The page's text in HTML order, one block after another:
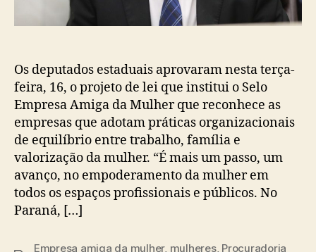
Os deputados estaduais aprovaram nesta terça-
feira, 16, o projeto de lei que institui o Selo
Empresa Amiga da Mulher que reconhece as
empresas que adotam práticas organizacionais
de equilíbrio entre trabalho, família e
valorização da mulher. “É mais um passo, um
avanço, no empoderamento da mulher em
todos os espaços profissionais e públicos. No
Paraná, […]
Empresa amiga da mulher, mulheres, Procuradoria